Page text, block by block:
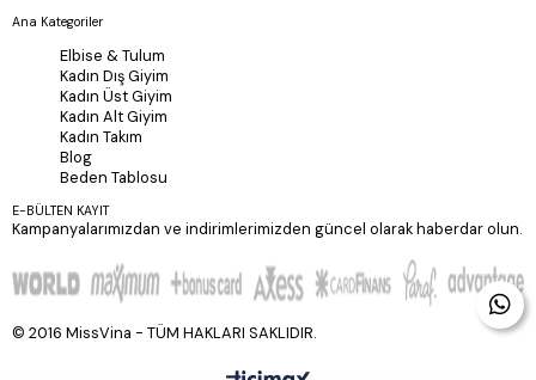
Ana Kategoriler
Elbise & Tulum
Kadın Dış Giyim
Kadın Üst Giyim
Kadın Alt Giyim
Kadın Takım
Blog
Beden Tablosu
E-BÜLTEN KAYIT
Kampanyalarımızdan ve indirimlerimizden güncel olarak haberdar olun.
© 2016 MissVina - TÜM HAKLARI SAKLIDIR.